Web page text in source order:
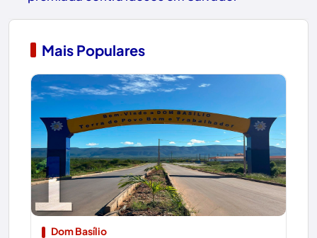
Mais Populares
1
Dom Basílio